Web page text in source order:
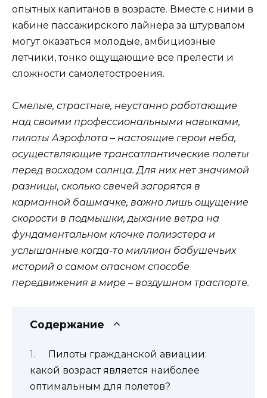
опытных капитанов в возрасте. Вместе с ними в
кабине пассажирского лайнера за штурвалом
могут оказаться молодые, амбициозные
летчики, тонко ощущающие все прелести и
сложности самолетостроения.
Смелые, страстные, неустанно работающие
над своими профессиональными навыками,
пилоты Аэрофлота – настоящие герои неба,
осуществляющие трансатлантические полеты
перед восходом солнца. Для них нет значимой
разницы, сколько свечей загорятся в
карманной башмачке, важно лишь ощущение
скорости в подмышки, дыхание ветра на
фундаментальном клочке полиэстера и
услышанные когда-то миллион бабушечьих
историй о самом опасном способе
передвижения в мире – воздушном траспорте.
Содержание
Пилоты гражданской авиации:
какой возраст является наиболее
оптимальным для полетов?